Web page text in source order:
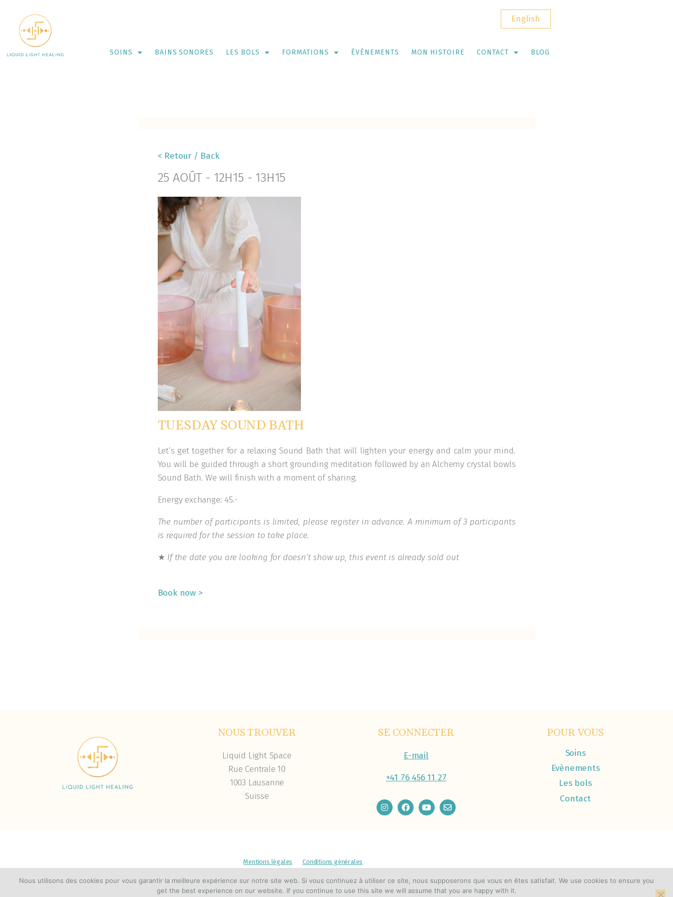
English
SOINS BAINS SONORES LES BOLS FORMATIONS ÉVÈNEMENTS MON HISTOIRE CONTACT BLOG
< Retour / Back
25 AOÛT - 12H15 - 13H15
TUESDAY SOUND BATH
Let’s get together for a relaxing Sound Bath that will lighten your energy and calm your mind.
You will be guided through a short grounding meditation followed by an Alchemy crystal bowls
Sound Bath. We will finish with a moment of sharing.
Energy exchange: 45.-
The number of participants is limited, please register in advance. A minimum of 3 participants
is required for the session to take place.
★ If the date you are looking for doesn’t show up, this event is already sold out
Book now >
NOUS TROUVER
Liquid Light Space
Rue Centrale 10
1003 Lausanne
Suisse
SE CONNECTER
E-mail
+41 76 456 11 27
POUR VOUS
Soins
Evènements
Les bols
Contact
Mentions légales Conditions générales
© 2026 Liquid Light Healing / Joya Castañeda-Stajic
Réalisé avec ♡ parelodiecastillo.com
Nous utilisons des cookies pour vous garantir la meilleure expérience sur notre site web. Si vous continuez à utiliser ce site, nous supposerons que vous en êtes satisfait. We use cookies to ensure you
get the best experience on our website. If you continue to use this site we will assume that you are happy with it.